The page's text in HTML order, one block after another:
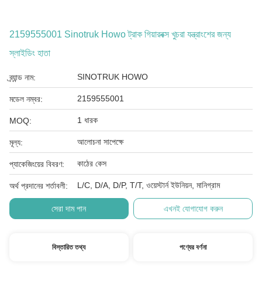
2159555001 Sinotruk Howo ট্রাক গিয়ারবক্স খুচরা যন্ত্রাংশের জন্য
স্লাইডিং হাতা
ব্র্যান্ড নাম: SINOTRUK HOWO
মডেল নম্বর: 2159555001
MOQ: 1 ধারক
মূল্য: আলোচনা সাপেক্ষে
প্যাকেজিংয়ের বিবরণ: কাঠের কেস
অর্থ প্রদানের শর্তাবলী: L/C, D/A, D/P, T/T, ওয়েস্টার্ন ইউনিয়ন, মানিগ্রাম
সেরা দাম পান এখনই যোগাযোগ করুন
বিস্তারিত তথ্য পণ্যের বর্ণনা